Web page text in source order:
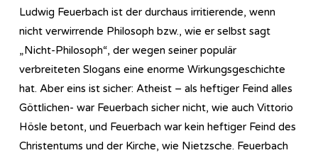
Ludwig Feuerbach ist der durchaus irritierende, wenn
nicht verwirrende Philosoph bzw., wie er selbst sagt
„Nicht-Philosoph“, der wegen seiner populär
verbreiteten Slogans eine enorme Wirkungsgeschichte
hat. Aber eins ist sicher: Atheist – als heftiger Feind alles
Göttlichen- war Feuerbach sicher nicht, wie auch Vittorio
Hösle betont, und Feuerbach war kein heftiger Feind des
Christentums und der Kirche, wie Nietzsche. Feuerbach